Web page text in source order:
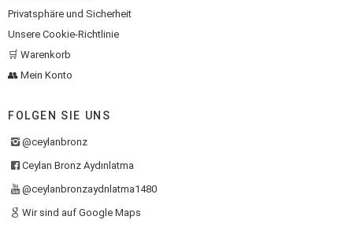
Privatsphäre und Sicherheit
Unsere Cookie-Richtlinie
🛒 Warenkorb
👥 Mein Konto
FOLGEN SIE UNS
@ceylanbronz
Ceylan Bronz Aydınlatma
@ceylanbronzaydnlatma1480
Wir sind auf Google Maps